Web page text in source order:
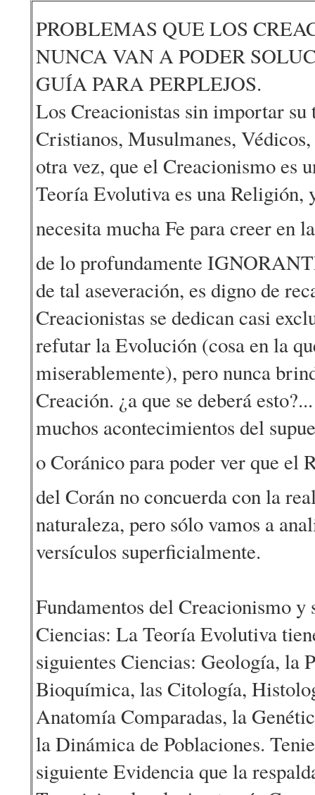
PROBLEMAS QUE LOS
NUNCA VAN A PODER
GUÍA PARA PERPLEJOS.
Los Creacionistas sin importar su
Cristianos, Musulmanes,
otra vez, que el Creacionismo es
Teoría Evolutiva es una Religión,
necesita mucha Fe para creer en
de lo profundamente
de tal aseveración, es digno de
Creacionistas se dedican casi
refutar la Evolución (cosa en la
miserablemente), pero nunca
Creación. ¿a que se deberá
muchos acontecimientos del
o Coránico para poder ver que el
del Corán no concuerda con la
naturaleza, pero sólo vamos a
versículos superficialmente.
Fundamentos del Creacionismo y
Ciencias: La Teoría Evolutiva
siguientes Ciencias: Geología, la
Bioquímica, las Citología,
Anatomía Comparadas, la
la Dinámica de Poblaciones.
siguiente Evidencia que la